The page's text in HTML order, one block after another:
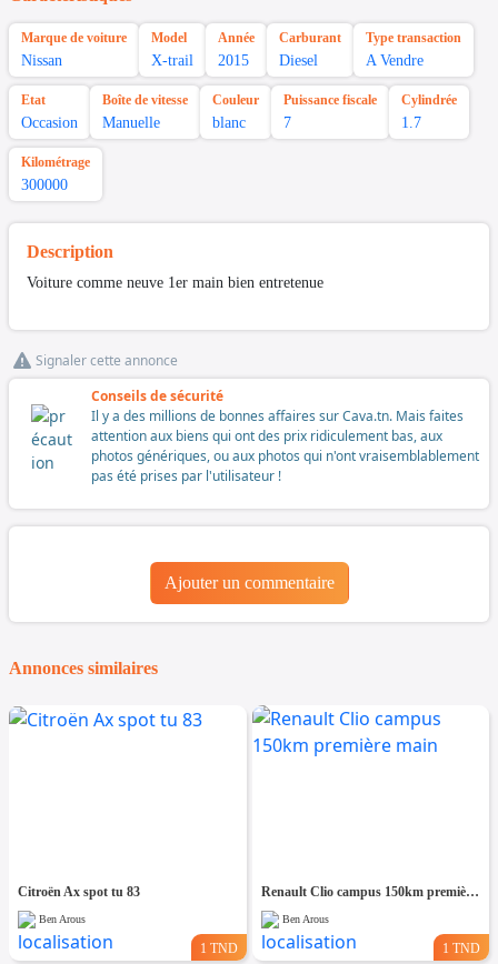
Marque de voiture
Nissan
Model
X-trail
Année
2015
Carburant
Diesel
Type transaction
A Vendre
Etat
Occasion
Boîte de vitesse
Manuelle
Couleur
blanc
Puissance fiscale
7
Cylindrée
1.7
Kilométrage
300000
Description
Voiture comme neuve 1er main bien entretenue
Signaler cette annonce
Conseils de sécurité
Il y a des millions de bonnes affaires sur Cava.tn. Mais faites
attention aux biens qui ont des prix ridiculement bas, aux
photos génériques, ou aux photos qui n'ont vraisemblablement
pas été prises par l'utilisateur !
Ajouter un commentaire
Annonces similaires
Citroën Ax spot tu 83
Ben Arous
1 TND
Renault Clio campus 150km première main
Ben Arous
1 TND